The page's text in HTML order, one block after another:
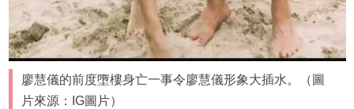
廖慧儀的前度墮樓身亡一事令廖慧儀形象大插水。（圖
片來源：IG圖片）